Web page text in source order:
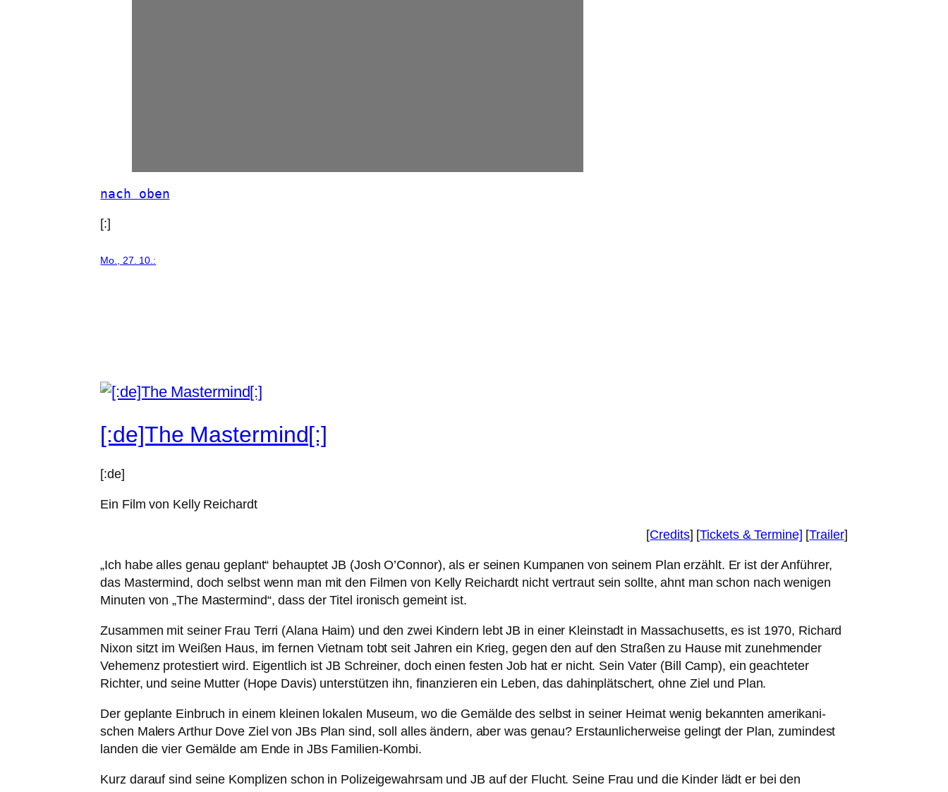
nach oben
[:]
Mo., 27. 10.:
[:de]The Mastermind[:]
[:de]
Ein Film von Kelly Reichardt
[Credits] [Tickets &Termine] [Trailer]
„Ich habe alles genau geplant“ behaup­tetJB (Josh O’Connor), als er sei­nen Kumpanen von sei­nem Plan erzählt. Er ist der Anführer,
das Mastermind, doch selbst wenn man mit den Filmen von Kelly Reichardt nicht ver­traut sein soll­te, ahnt man schon nach weni­gen
Minuten von „The Mastermind“, dass der Titel iro­nisch gemeint ist.
Zusammen mit sei­ner Frau Terri (Alana Haim) und den zwei Kindern lebtJB in einer Kleinstadt in Massachusetts, es ist 1970, Richard
Nixon sitzt im Weißen Haus, im fer­nen Vietnam tobt seit Jahren ein Krieg, gegen den auf den Straßen zu Hause mit zuneh­men­der
Vehemenz pro­tes­tiert wird. Eigentlich istJB Schreiner, doch einen fes­ten Job hat er nicht. Sein Vater (Bill Camp), ein geach­te­ter
Richter, und sei­ne Mutter (Hope Davis) unter­stüt­zen ihn, finan­zie­ren ein Leben, das dahin­plät­schert, ohne Ziel und Plan.
Der geplan­te Einbruch in einem klei­nen loka­len Museum, wo die Gemälde des selbst in sei­ner Heimat wenig bekann­ten ame­ri­ka­ni­
schen Malers Arthur Dove Ziel von JBs Plan sind, soll alles ändern, aber was genau? Erstaunlicherweise gelingt der Plan, zumin­dest
lan­den die vier Gemälde am Ende in JBs Familien-Kombi.
Kurz dar­auf sind sei­ne Komplizen schon in Polizeigewahrsam undJB auf der Flucht. Seine Frau und die Kinder lädt er bei den